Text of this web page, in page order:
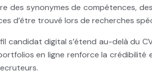
des synonymes de compétences,
d’être trouvé lors de recherches
candidat digital s’étend au-delà du
en ligne renforce la